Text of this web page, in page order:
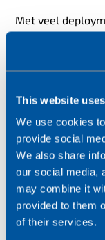
This website
We use cookies
provide social
We also share
our social media,
may combine it
provided to them
of their services.
Met veel
eenvoudige en
team:
nieuwe
regels,
data en
snel
SIM-